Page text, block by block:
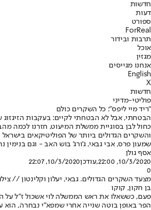
חדשות
דעות
ספורט
ForReal
תרבות ובידור
אוכל
מגזין
אנחנו מגייסים
English
X
חדשות
פוליטי-מדיני
"ריד מיי ליפס": כל השקרים כולם
הבטחתי, אבל לא הבטחתי לקיים: בעקבות הזיגזוג
כחול לבן בסוגיית ממשלת המיעוט, חזרנו לכמה
והשקרים הגדולים ביותר של הפוליטיקאים בישראל
שמעון פרס, אבי גבאי, ג'ורג' בוש האב - וגם בנימין
אסף גולן
10/3/2020, 22:00
,עודכן10/3/2020, 22:07
0
מצעד השקרים הגדולים. גבאי, יעלון וקלינטון //
בן חקון, קוקו
פעם, כששאלו את ראש הממשלה לוי אשכול ז"ל על
הפר באופן בוטה שנייה אחרי שמפא"י נבחרה, הוא